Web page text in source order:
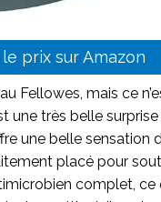
prix sur Amazon
Fellowes, mais ce
une très belle
une belle sensation
placé pour
complet,